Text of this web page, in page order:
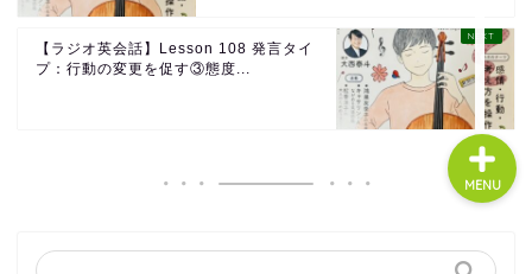
【ラジオ英会話】Lesson 108 発言タイ
プ：行動の変更を促す③態度...
MENU
無料体験